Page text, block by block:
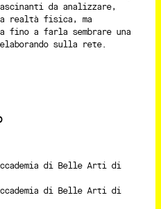
da analizzare,
realtà fisica, ma
fino a farla sembrare una
sulla rete.
di Belle Arti di
di Belle Arti di